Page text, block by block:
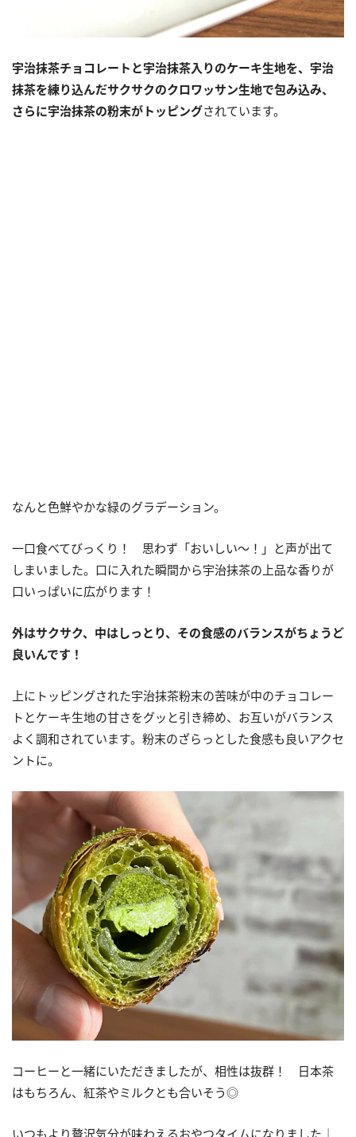
宇治抹茶チョコレートと宇治抹茶入りのケーキ生地を、宇治
抹茶を練り込んだサクサクのクロワッサン生地で包み込み、
さらに宇治抹茶の粉末がトッピングされています。
なんと色鮮やかな緑のグラデーション。
一口食べてびっくり！ 思わず「おいしい〜！」と声が出て
しまいました。口に入れた瞬間から宇治抹茶の上品な香りが
口いっぱいに広がります！
外はサクサク、中はしっとり、その食感のバランスがちょうど
良いんです！
上にトッピングされた宇治抹茶粉末の苦味が中のチョコレー
トとケーキ生地の甘さをグッと引き締め、お互いがバランス
よく調和されています。粉末のざらっとした食感も良いアクセ
ントに。
コーヒーと一緒にいただきましたが、相性は抜群！ 日本茶
はもちろん、紅茶やミルクとも合いそう◎
いつもより贅沢気分が味わえるおやつタイムになりました♩